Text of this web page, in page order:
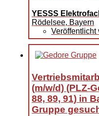
YESSS
Rödelsee, Bayern
Veröffentlicht
(m/w/d) (PLZ-
88, 89, 91) in
Gruppe